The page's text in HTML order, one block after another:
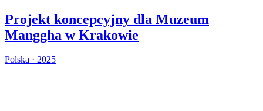
Projekt koncepcyjny dla Muzeum
Manggha w Krakowie
Polska · 2025